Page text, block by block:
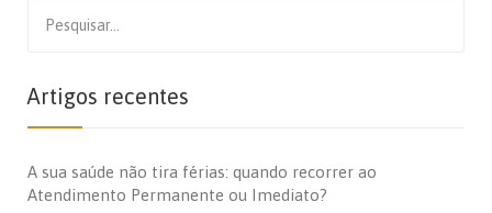
for:
Artigos recentes
A sua saúde não tira férias: quando recorrer ao
Atendimento Permanente ou Imediato?